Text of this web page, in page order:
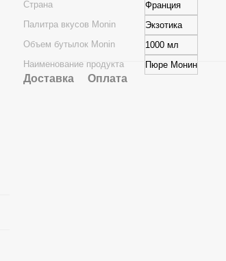
Страна
Франция
Палитра вкусов Monin
Экзотика
Объем бутылок Monin
1000 мл
Наименование продукта
Пюре Монин
Доставка Оплата